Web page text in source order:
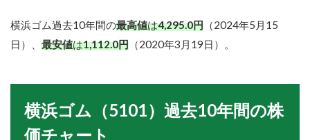
横浜ゴム過去10年間の最高値は4,295.0円 （2024年5月15
日）、 最安値は1,112.0円 （2020年3月19日）。
横浜ゴム（5101）過去10年間の株
価チャート